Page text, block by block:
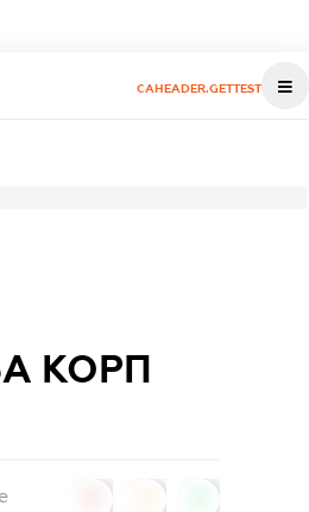
CAHEADER.GETTEST
КОРП